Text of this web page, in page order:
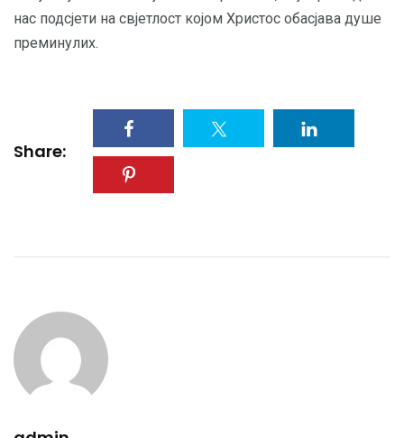
нас подсјети на свјетлост којом Христос обасјава душе
преминулих.
Share: